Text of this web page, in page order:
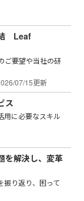
結 Leaf
ご要望や当社の研
07/15更新
ス
用に必要なスキル
を解決し、変革
振り返り、困って